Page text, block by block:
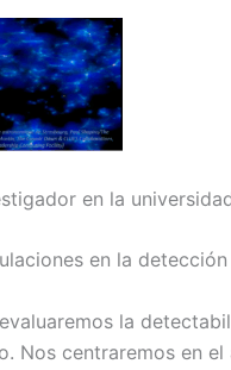
en la
en la
la
Nos centraremos en